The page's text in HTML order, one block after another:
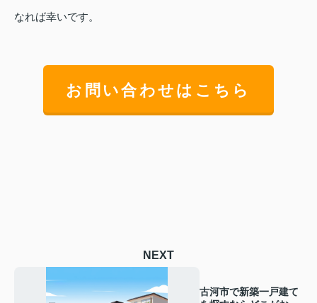
なれば幸いです。
お問い合わせはこちら
NEXT
古河市で新築一戸建て